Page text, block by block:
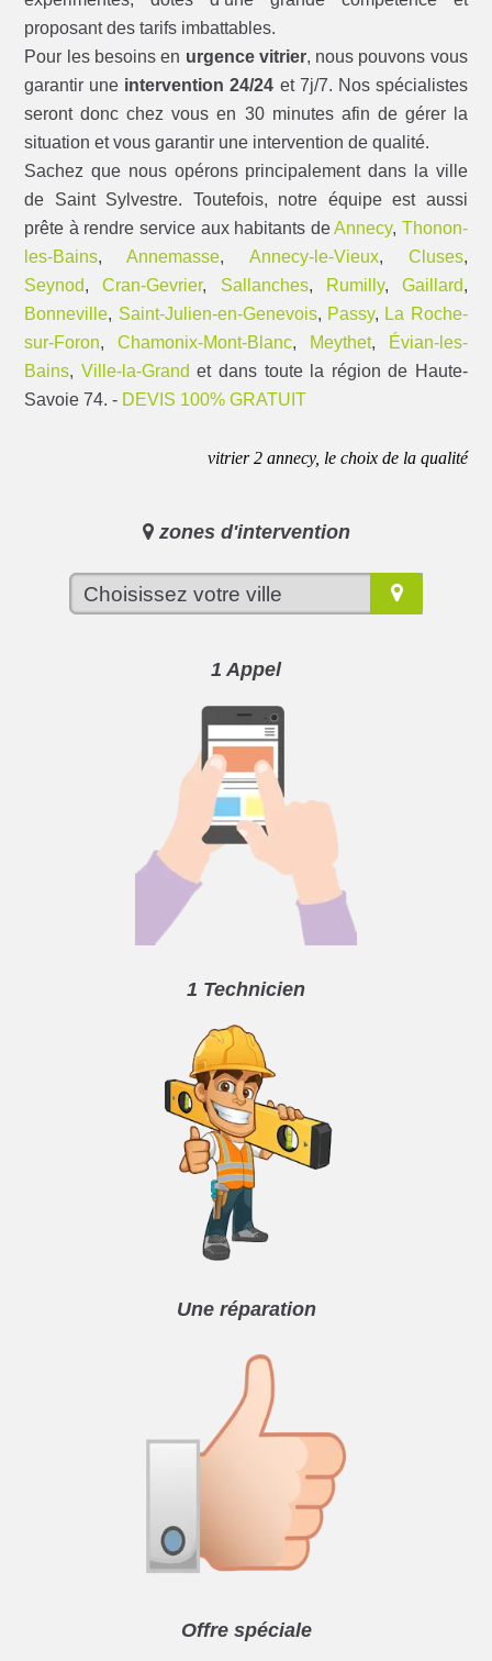
proposant des tarifs imbattables.
Pour les besoins en urgence vitrier, nous pouvons vous
garantir une intervention 24/24 et 7j/7. Nos spécialistes
seront donc chez vous en 30 minutes afin de gérer la
situation et vous garantir une intervention de qualité.
Sachez que nous opérons principalement dans la ville
de Saint Sylvestre. Toutefois, notre équipe est aussi
prête à rendre service aux habitants deAnnecy, Thonon-
les-Bains,Annemasse, Annecy-le-Vieux, Cluses,
Seynod,Cran-Gevrier, Sallanches, Rumilly, Gaillard,
Bonneville, Saint-Julien-en-Genevois, Passy, La Roche-
sur-Foron,Chamonix-Mont-Blanc, Meythet,
Évian-les-
Bains, Ville-la-Grand et dans toute la région de Haute-
Savoie 74. - DEVIS 100% GRATUIT
vitrier 2 annecy, le choix de la qualité
zones d'intervention
1 Appel
1 Technicien
Une réparation
Offre spéciale